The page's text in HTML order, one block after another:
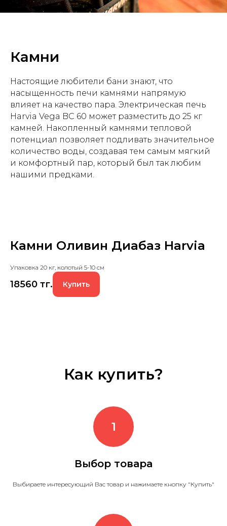
Камни
Настоящие любители бани знают, что
насыщенность печи камнями напрямую
влияет на качество пара. Электрическая печь
Harvia Vega BC 60 может разместить до 25 кг
камней. Накопленный камнями тепловой
потенциал позволяет подливать значительное
количество воды, создавая тем самым мягкий
и комфортный пар, который был так любим
нашими предками.
Камни Оливин Диабаз Harvia
Упаковка 20 кг, колотый 5-10 см
18560 тг. Купить
Как купить?
Выбор товара
Выбираете интересующий Вас товар и нажимаете кнопку "Купить"